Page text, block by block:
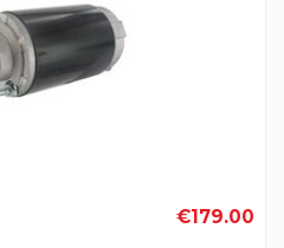
€179.00